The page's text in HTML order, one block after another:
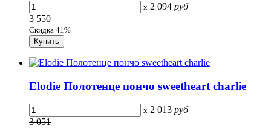
x 2 094 руб
3 550
Скидка 41%
Elodie Полотенце пончо sweetheart charlie
x 2 013 руб
3 051